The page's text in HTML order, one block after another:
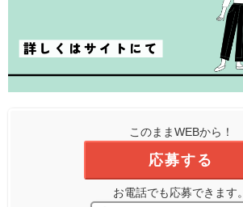
このままWEBから！
応募する
お電話でも応募できます。